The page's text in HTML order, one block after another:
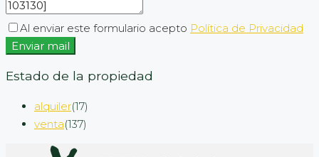
Al enviar este formulario acepto Política de Privacidad
Enviar mail
Estado de la propiedad
alquiler(17)
venta(137)